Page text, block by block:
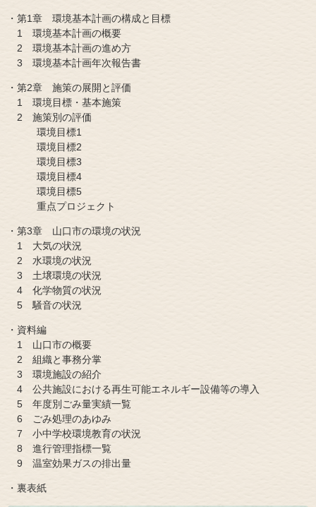
・第1章 環境基本計画の構成と目標
1 環境基本計画の概要
2 環境基本計画の進め方
3 環境基本計画年次報告書
・第2章 施策の展開と評価
1 環境目標・基本施策
2 施策別の評価
環境目標1
環境目標2
環境目標3
環境目標4
環境目標5
重点プロジェクト
・第3章 山口市の環境の状況
1 大気の状況
2 水環境の状況
3 土壌環境の状況
4 化学物質の状況
5 騒音の状況
・資料編
1 山口市の概要
2 組織と事務分掌
3 環境施設の紹介
4 公共施設における再生可能エネルギー設備等の導入
5 年度別ごみ量実績一覧
6 ごみ処理のあゆみ
7 小中学校環境教育の状況
8 進行管理指標一覧
9 温室効果ガスの排出量
・裏表紙